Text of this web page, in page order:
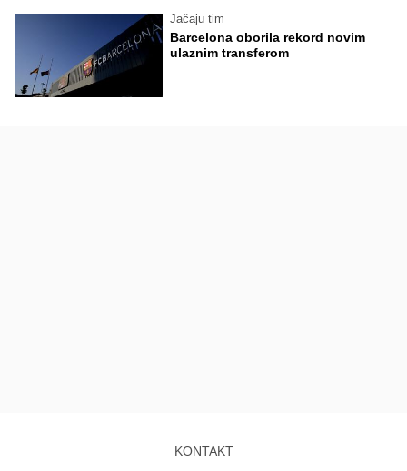
Jačaju tim
Barcelona oborila rekord novim
ulaznim transferom
KONTAKT